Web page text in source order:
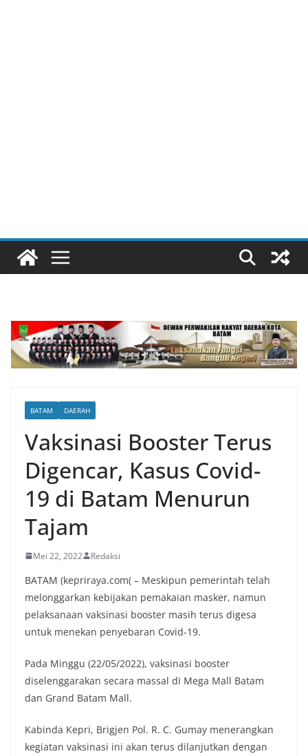
BATAM DAERAH
Vaksinasi Booster Terus
Digencar, Kasus Covid-
19 di Batam Menurun
Tajam
Mei 22, 2022 Redaksi
BATAM (kepriraya.com( – Meskipun pemerintah telah
melonggarkan kebijakan pemakaian masker, namun
pelaksanaan vaksinasi booster masih terus digesa
untuk menekan penyebaran Covid-19.
Pada Minggu (22/05/2022), vaksinasi booster
diselenggarakan secara massal di Mega Mall Batam
dan Grand Batam Mall.
Kabinda Kepri, Brigjen Pol. R. C. Gumay menerangkan
kegiatan vaksinasi ini akan terus dilanjutkan dengan